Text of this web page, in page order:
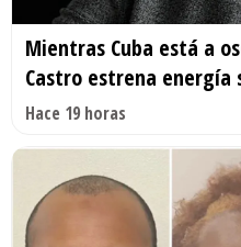
Mientras Cuba está a
Castro estrena energía
Hace 19 horas